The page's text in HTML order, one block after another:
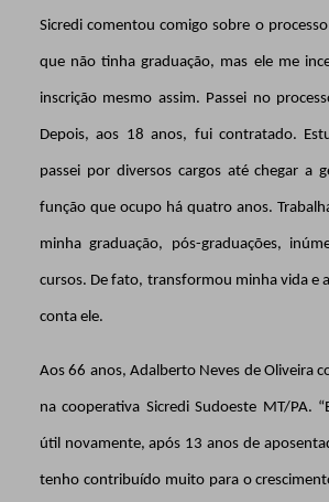
Sicredi comentou comigo sobre o
que não tinha graduação, mas ele me
inscrição mesmo assim. Passei no
Depois, aos 18 anos, fui contratado.
passei por diversos cargos até chegar a
função que ocupo há quatro anos.
minha graduação, pós-graduações,
cursos. De fato, transformou minha vida e
conta ele.
Aos 66 anos, Adalberto Neves de Oliveira
na cooperativa Sicredi Sudoeste MT/PA.
útil novamente, após 13 anos de
tenho contribuído muito para o